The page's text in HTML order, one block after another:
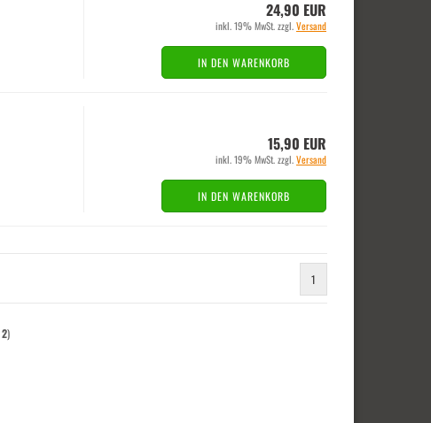
24,90 EUR
inkl. 19% MwSt. zzgl.Versand
IN DEN WARENKORB
15,90 EUR
inkl. 19% MwSt. zzgl.Versand
IN DEN WARENKORB
1
2)